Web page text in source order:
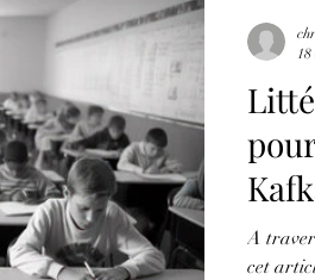
La théorie du complot
Logos Science et religion
et éducation Science,
A
cet